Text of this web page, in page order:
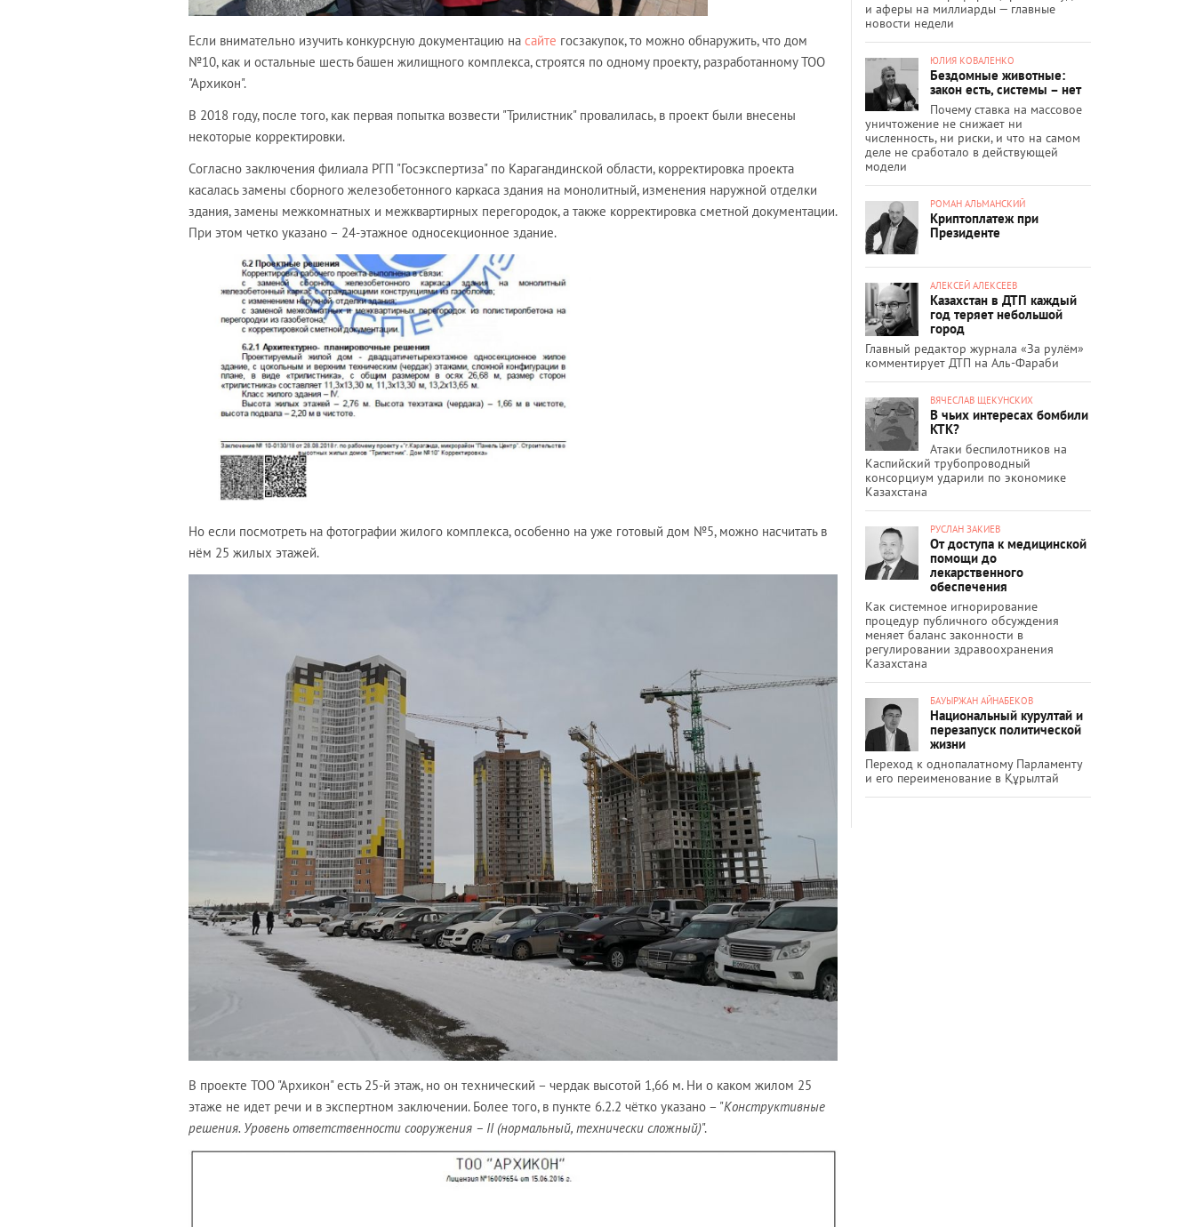
Если внимательно изучить конкурсную документацию на сайте госзакупок, то можно обнаружить, что дом
№10, как и остальные шесть башен жилищного комплекса, строятся по одному проекту, разработанному ТОО
"Архикон".
В 2018 году, после того, как первая попытка возвести "Трилистник" провалилась, в проект были внесены
некоторые корректировки.
Согласно заключения филиала РГП "Госэкспертиза" по Карагандинской области, корректировка проекта
касалась замены сборного железобетонного каркаса здания на монолитный, изменения наружной отделки
здания, замены межкомнатных и межквартирных перегородок, а также корректировка сметной документации.
При этом четко указано – 24-этажное односекционное здание.
Но если посмотреть на фотографии жилого комплекса, особенно на уже готовый дом №5, можно насчитать в
нём 25 жилых этажей.
В проекте ТОО "Архикон" есть 25-й этаж, но он технический – чердак высотой 1,66 м. Ни о каком жилом 25
этаже не идет речи и в экспертном заключении. Более того, в пункте 6.2.2 чётко указано – "Конструктивные
решения. Уровень ответственности сооружения – II (нормальный, технически сложный)".
и аферы на миллиарды — главные
новости недели
ЮЛИЯ КОВАЛЕНКО
Бездомные животные:
закон есть, системы – нет
Почему ставка на массовое
уничтожение не снижает ни
численность, ни риски, и что на самом
деле не сработало в действующей
модели
РОМАН АЛЬМАНСКИЙ
Криптоплатеж при
Президенте
АЛЕКСЕЙ АЛЕКСЕЕВ
Казахстан в ДТП каждый
год теряет небольшой
город
Главный редактор журнала «За рулём»
комментирует ДТП на Аль-Фараби
ВЯЧЕСЛАВ ЩЕКУНСКИХ
В чьих интересах бомбили
КТК?
Атаки беспилотников на
Каспийский трубопроводный
консорциум ударили по экономике
Казахстана
РУСЛАН ЗАКИЕВ
От доступа к медицинской
помощи до
лекарственного
обеспечения
Как системное игнорирование
процедур публичного обсуждения
меняет баланс законности в
регулировании здравоохранения
Казахстана
БАУЫРЖАН АЙНАБЕКОВ
Национальный курултай и
перезапуск политической
жизни
Переход к однопалатному Парламенту
и его переименование в Құрылтай